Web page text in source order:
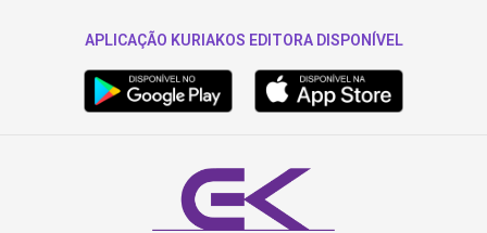
APLICAÇÃO KURIAKOS EDITORA DISPONÍVEL